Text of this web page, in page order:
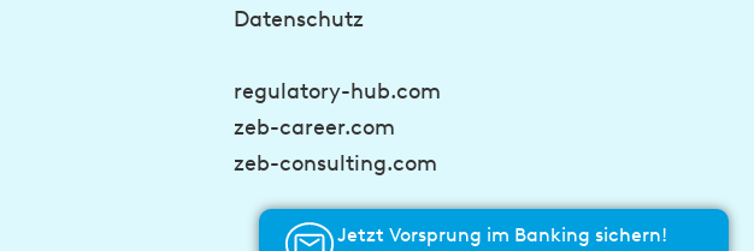
Datenschutz
regulatory-hub.com
zeb-career.com
zeb-consulting.com
Jetzt Vorsprung im Banking sichern!